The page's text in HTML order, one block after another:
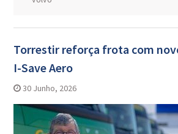
Torrestir reforça frota com
I-Save Aero
30 Junho, 2026